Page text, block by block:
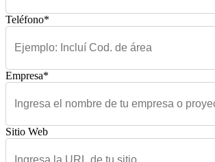
Teléfono*
Empresa*
Sitio Web